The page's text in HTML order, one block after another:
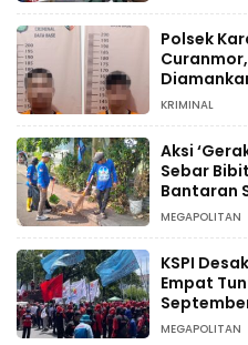
Polsek
KRIMINAL
Aksi
Sebar
Bantaran
MEGAPOLITAN
KSPI
Empat
MEGAPOLITAN